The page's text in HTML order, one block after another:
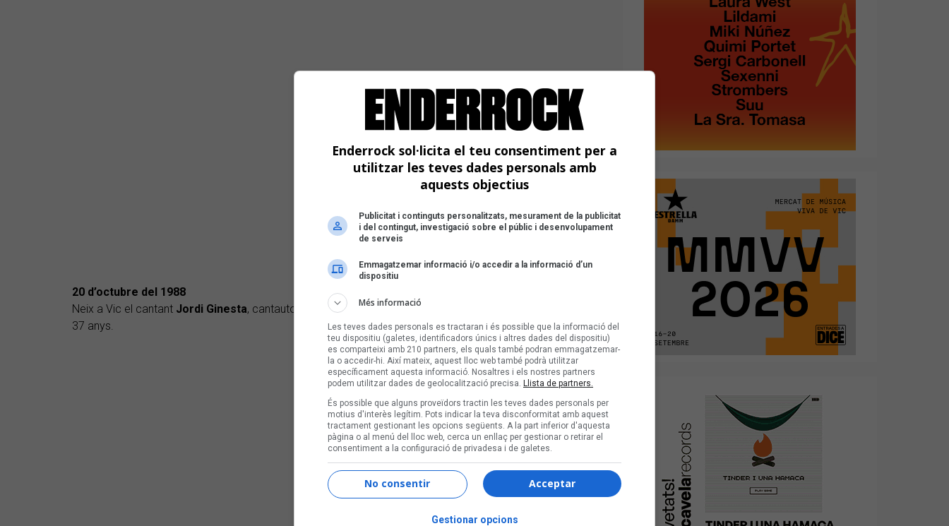
20 d’octubre del 1988
Neix a Vic el cantant Jordi Ginesta, cantautor rocker i antic líder deBonobos
37 anys.
Enderrock sol·licita el teu consentiment per a
utilitzar les teves dades personals amb
aquests objectius
Publicitat i continguts personalitzats, mesurament de la publicitat
i del contingut, investigació sobre el públic i desenvolupament
de serveis
Emmagatzemar informació i/o accedir a la informació d’un
dispositiu
Més informació
Les teves dades personals es tractaran i és possible que la informació del
teu dispositiu (galetes, identificadors únics i altres dades del dispositiu)
es comparteixi amb 210 partners, els quals també podran emmagatzemar-
la o accedir-hi. Així mateix, aquest lloc web també podrà utilitzar
específicament aquesta informació. Nosaltres i els nostres partners
podem utilitzar dades de geolocalització precisa. Llista de partners.
És possible que alguns proveïdors tractin les teves dades personals per
motius d'interès legítim. Pots indicar la teva disconformitat amb aquest
tractament gestionant les opcions següents. A la part inferior d'aquesta
pàgina o al menú del lloc web, cerca un enllaç per gestionar o retirar el
consentiment a la configuració de privadesa i de galetes.
Acceptar
No consentir
Gestionar opcions